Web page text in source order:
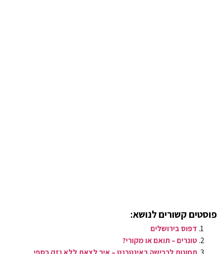
פוסטים קשורים לנושא:
דפוס בירושלים
טונרים – תואם או מקורי?